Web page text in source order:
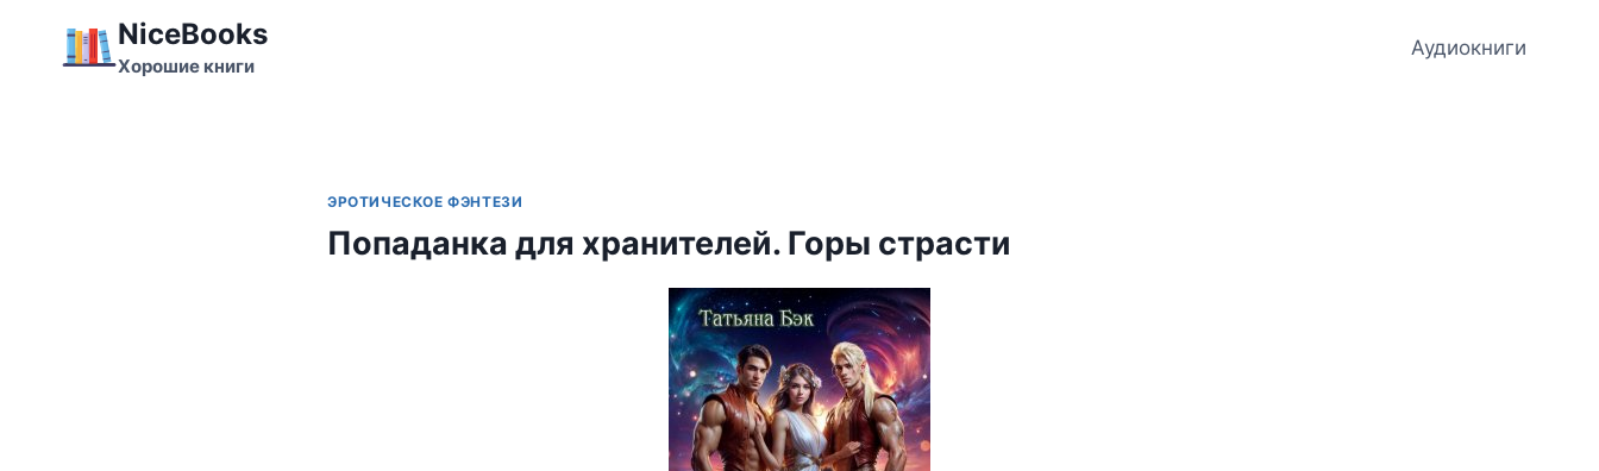
содержимому
NiceBooks
Хорошие книги
Аудиокниги
ЭРОТИЧЕСКОЕ ФЭНТЕЗИ
Попаданка для хранителей. Горы страсти